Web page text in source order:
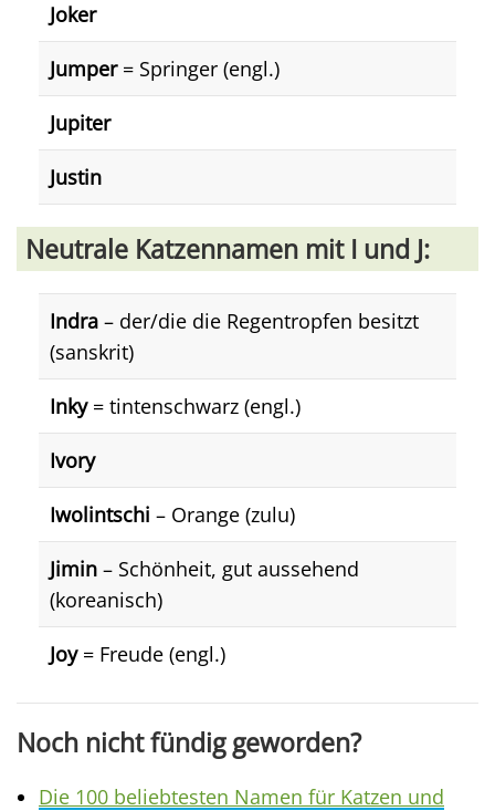
Joker
Jumper= Springer (engl.)
Jupiter
Justin
Neutrale Katzennamen mit I und J:
Indra – der/die die Regentropfen besitzt
(sanskrit)
Inky = tintenschwarz (engl.)
Ivory
Iwolintschi – Orange (zulu)
Jimin – Schönheit, gut aussehend
(koreanisch)
Joy= Freude (engl.)
Noch nicht fündig geworden?
Die 100 beliebtesten Namen für Katzen und